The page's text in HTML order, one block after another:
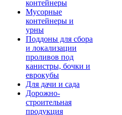
контейнеры
Мусорные
контейнеры и
урны
Поддоны для сбора
и локализации
проливов под
канистры, бочки и
еврокубы
Для дачи и сада
Дорожно-
строительная
продукция